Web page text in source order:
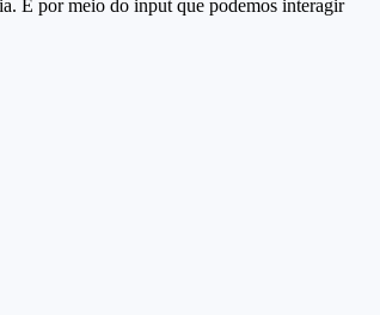
É por meio do input que podemos interagir